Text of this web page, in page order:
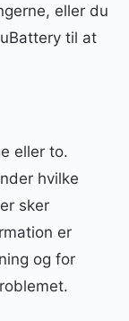
eller du
til at
eller to.
hvilke
sker
er
og for